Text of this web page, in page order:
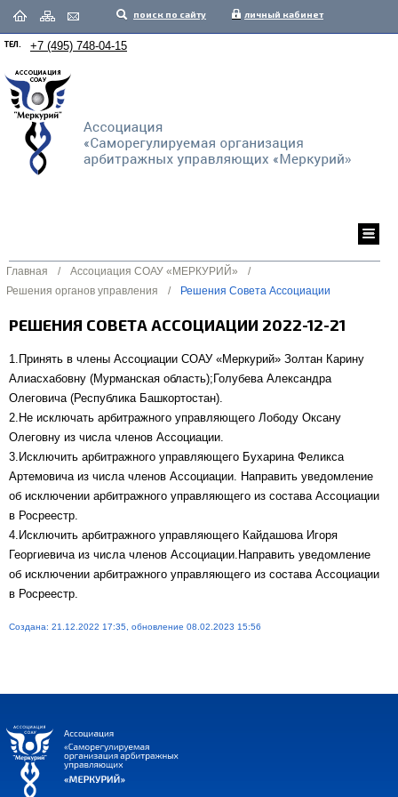
поиск по сайту личный кабинет
ТЕЛ. +7 (495) 748-04-15
Главная / Ассоциация СОАУ «МЕРКУРИЙ»
/
Решения органов управления
/ Решения Совета Ассоциации
РЕШЕНИЯ СОВЕТА АССОЦИАЦИИ 2022-12-21
1.Принять в члены Ассоциации СОАУ «Меркурий» Золтан Карину
Алиасхабовну (Мурманская область);Голубева Александра
Олеговича (Республика Башкортостан).
2.Не исключать арбитражного управляющего Лободу Оксану
Олеговну из числа членов Ассоциации.
3.Исключить арбитражного управляющего Бухарина Феликса
Артемовича из числа членов Ассоциации. Направить уведомление
об исключении арбитражного управляющего из состава Ассоциации
в Росреестр.
4.Исключить арбитражного управляющего Кайдашова Игоря
Георгиевича из числа членов Ассоциации.Направить уведомление
об исключении арбитражного управляющего из состава Ассоциации
в Росреестр.
Создана: 21.12.2022 17:35, обновление 08.02.2023 15:56